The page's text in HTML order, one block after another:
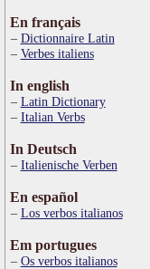
En français
Dictionnaire Latin
Verbes italiens
In english
Latin Dictionary
Italian Verbs
In Deutsch
Italienische Verben
En español
Los verbos italianos
Em portugues
Os verbos italianos